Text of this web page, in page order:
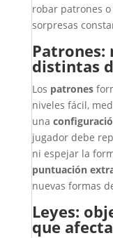
robar patrones
sorpresas
distintas
Los patrones
niveles fácil,
una
jugador debe
ni espejar la
puntuación
nuevas formas
Leyes:
que